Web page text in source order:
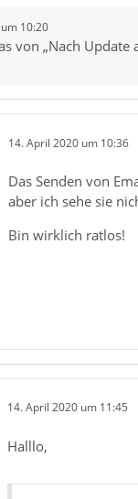
10:20
von „Nach
14. April 2020 um 10:36
Das Senden von
aber ich sehe sie
Bin wirklich ratlos!
14. April 2020 um 11:45
Halllo,